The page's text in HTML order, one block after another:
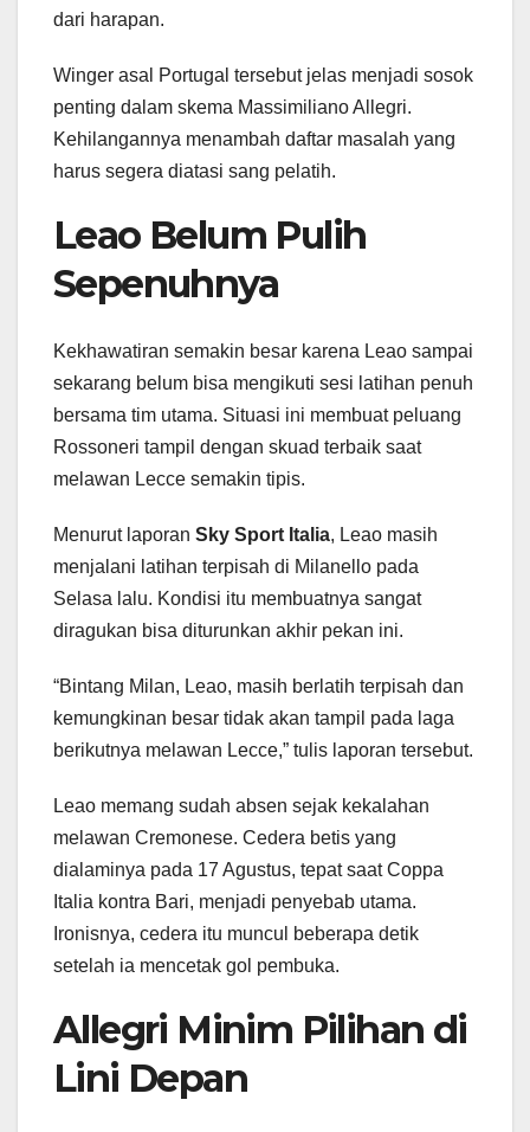
dari harapan.
Winger asal Portugal tersebut jelas menjadi sosok
penting dalam skema Massimiliano Allegri.
Kehilangannya menambah daftar masalah yang
harus segera diatasi sang pelatih.
Leao Belum Pulih
Sepenuhnya
Kekhawatiran semakin besar karena Leao sampai
sekarang belum bisa mengikuti sesi latihan penuh
bersama tim utama. Situasi ini membuat peluang
Rossoneri tampil dengan skuad terbaik saat
melawan Lecce semakin tipis.
Menurut laporan Sky Sport Italia, Leao masih
menjalani latihan terpisah di Milanello pada
Selasa lalu. Kondisi itu membuatnya sangat
diragukan bisa diturunkan akhir pekan ini.
“Bintang Milan, Leao, masih berlatih terpisah dan
kemungkinan besar tidak akan tampil pada laga
berikutnya melawan Lecce,” tulis laporan tersebut.
Leao memang sudah absen sejak kekalahan
melawan Cremonese. Cedera betis yang
dialaminya pada 17 Agustus, tepat saat Coppa
Italia kontra Bari, menjadi penyebab utama.
Ironisnya, cedera itu muncul beberapa detik
setelah ia mencetak gol pembuka.
Allegri Minim Pilihan di
Lini Depan